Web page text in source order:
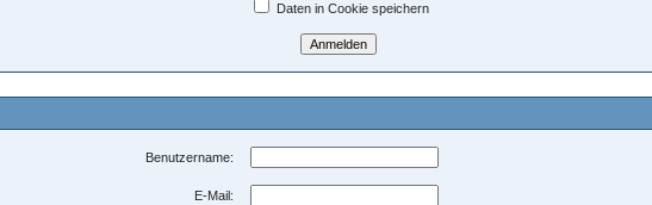
Daten in Cookie speichern
Benutzername:
E-Mail: